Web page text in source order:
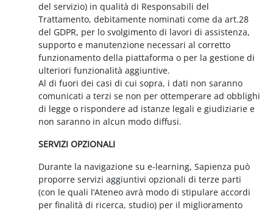
del servizio) in qualità di Responsabili del
Trattamento, debitamente nominati come da art.28
del GDPR, per lo svolgimento di lavori di assistenza,
supporto e manutenzione necessari al corretto
funzionamento della piattaforma o per la gestione di
ulteriori funzionalità aggiuntive.
Al di fuori dei casi di cui sopra, i dati non saranno
comunicati a terzi se non per ottemperare ad obblighi
di legge o rispondere ad istanze legali e giudiziarie e
non saranno in alcun modo diffusi.
SERVIZI OPZIONALI
Durante la navigazione su e-learning, Sapienza può
proporre servizi aggiuntivi opzionali di terze parti
(con le quali l’Ateneo avrà modo di stipulare accordi
per finalità di ricerca, studio) per il miglioramento